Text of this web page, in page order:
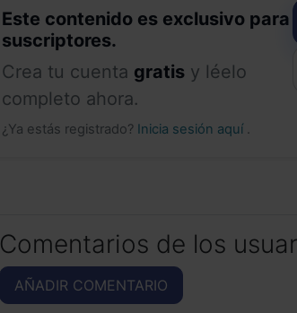
Este contenido es exclusivo para
suscriptores.
Crea tu cuenta gratis y léelo
completo ahora.
¿Ya estás registrado? Inicia sesión aquí .
Comentarios de los
AÑADIR COMENTARIO